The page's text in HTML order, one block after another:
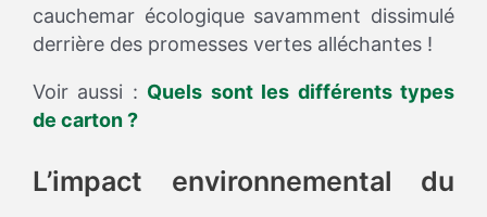
cauchemar écologique savamment dissimulé
derrière des promesses vertes alléchantes !
Voir aussi : Quels sont les différents types
de carton ?
L’impact environnemental du